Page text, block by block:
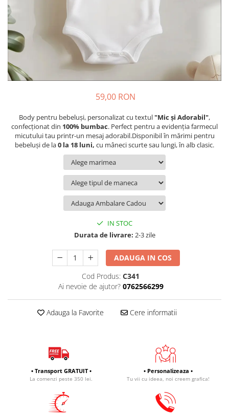
Body bebelusi personalizate
Perne personalizate
Plusuri personalizate
Agende personalizate
Etichete pentru sticla de vin
Cadouri Personalizate Unice
Cadouri pentru Doctori
Cadouri Pensionare
Cadouri Profesori
59,00 RON
Body pentru bebeluși, personalizat cu textul"Mic și Adorabil",
confecționat din 100% bumbac. Perfect pentru a evidenția farmecul
micutului tau printr-un mesaj adorabil.Disponibil în mărimi pentru
bebeluși de la0 la 18 luni, cu mâneci scurte sau lungi, în alb clasic.
IN STOC
Durata de livrare: 2-3 zile
ADAUGA IN COS
Cod Produs: C341
Ai nevoie de ajutor? 0762566299
Adauga la Favorite Cere informatii
• Transport GRATUIT •
La comenzi peste 350 lei.
• Personalizeaza •
Tu vii cu ideea, noi creem grafica!